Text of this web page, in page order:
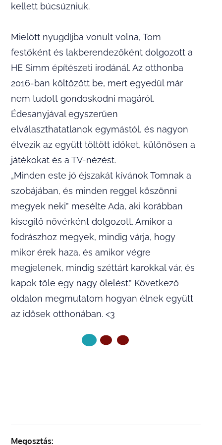
kellett búcsúzniuk.
Mielőtt nyugdíjba vonult volna, Tom
festőként és lakberendezőként dolgozott a
HE Simm építészeti irodánál. Az otthonba
2016-ban költözött be, mert egyedül már
nem tudott gondoskodni magáról.
Édesanyjával egyszerűen
elválaszthatatlanok egymástól, és nagyon
élvezik az együtt töltött időket, különösen a
játékokat és a TV-nézést.
„Minden este jó éjszakát kívánok Tomnak a
szobájában, és minden reggel köszönni
megyek neki” mesélte Ada, aki korábban
kisegítő nővérként dolgozott. Amikor a
fodrászhoz megyek, mindig várja, hogy
mikor érek haza, és amikor végre
megjelenek, mindig széttárt karokkal vár, és
kapok tőle egy nagy ölelést.” Következő
oldalon megmutatom hogyan élnek együtt
az idősek otthonában. <3
Megosztás: